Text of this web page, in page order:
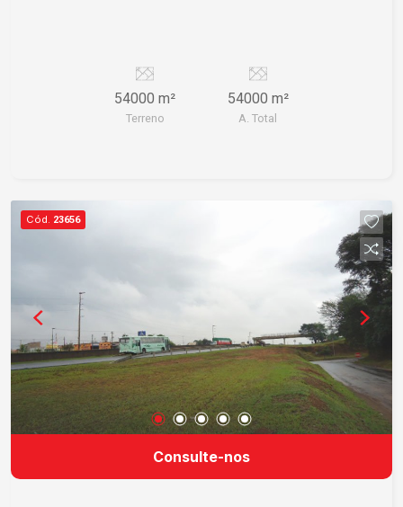
54000 m²
Terreno
54000 m²
A. Total
Cód. 23656
Consulte-nos